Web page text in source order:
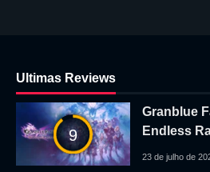
Ultimas Reviews
9
Granblue
Endless
23 de julho de